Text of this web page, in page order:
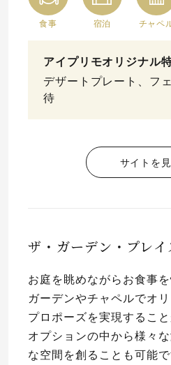
食事 宿泊 チャペ
アイプリモオリジナル
デザートプレート、フ
待
サイトを
ザ・ガーデン・プレ
お庭を眺めながらお食事
ガーデンやチャペルでオ
プロポーズを実現するこ
オプションの中から様々
な空間を創ることも可能で